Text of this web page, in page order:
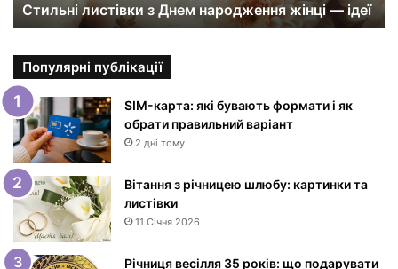
т
к
и
з
Д
н
е
м
а
р
Стильні листівки з Днем народження жінці — ідеї
Популярні публікації
SIM-карта: які бувають формати і як
обрати правильний варіант
2 дні тому
Вітання з річницею шлюбу: картинки та
листівки
11 Січня 2026
Річниця весілля 35 років: що подарувати